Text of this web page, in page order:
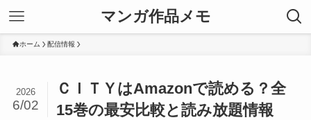
マンガ作品メモ
ホーム 配信情報
ＣＩＴＹはAmazonで読める？全
15巻の最安比較と読み放題情報
2026
6/02